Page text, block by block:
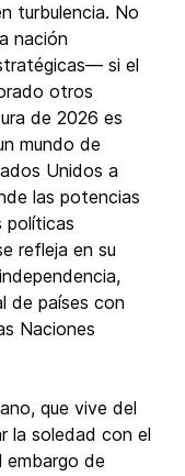
turbulencia. No
nación
si el
otros
de 2026 es
mundo de
Unidos a
las potencias
políticas
refleja en su
de países con
Naciones
vive del
la soledad con el
embargo de